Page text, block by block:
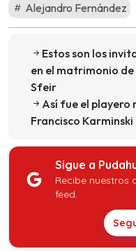
Alejandro Fernández
Estos son los
en el matrimonio
Sfeir
Así fue el
Francisco Karminski
Sigue a
Recibe nuestros
feed.